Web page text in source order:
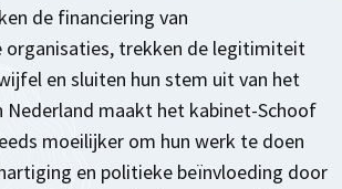
de financiering van
organisaties, trekken de legitimiteit
en sluiten hun stem uit van het
Nederland maakt het kabinet-Schoof
moeilijker om hun werk te doen
en politieke beïnvloeding door